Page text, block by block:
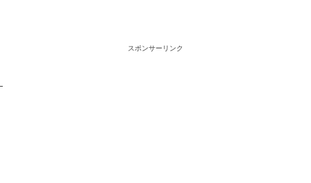
スポンサーリンク